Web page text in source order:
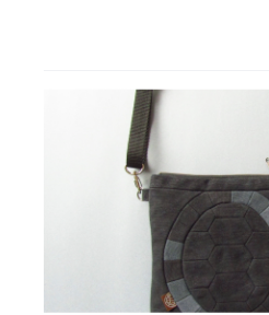
東館 ７階展示室 南入場無料偶